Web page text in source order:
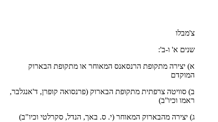
צ'מבלו
שנים א' ו-ב':
א) יצירה מתקופת הרנסאנס המאוחר או מתקופת הבארוק
המוקדם
ב) סוויטה צרפתית מתקופת הבארוק (פרנסואה קופרן, ד'אנגלבר,
ראמו וכיו''ב)
ג) יצירה מהבארוק המאוחר (י. ס. באך, הנדל, סקרלטי וכיו"ב)